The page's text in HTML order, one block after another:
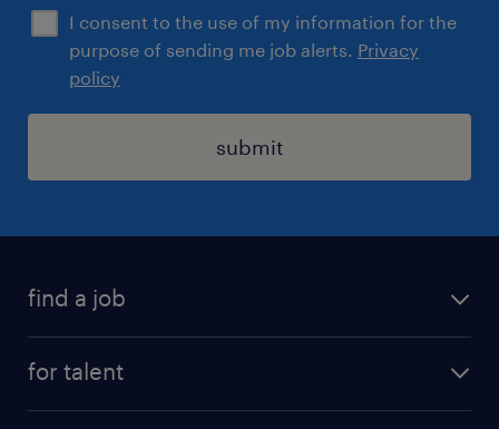
I consent to the use of my information for the
purpose of sending me job alerts. Privacy
policy
submit
find a job
for talent